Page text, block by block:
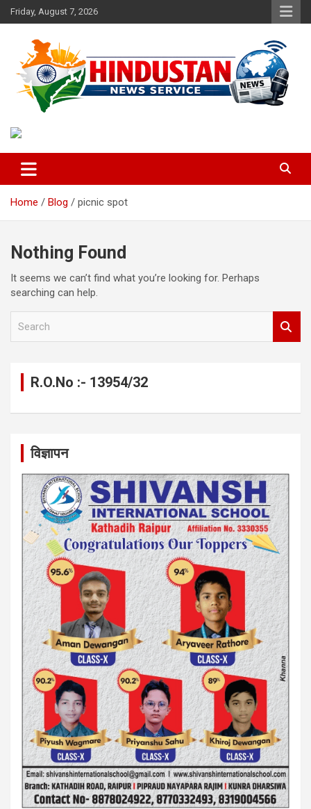
Skip
to
Friday, August 7, 2026
Hindustan News Service
Home Blog picnic spot
Nothing Found
It seems we can’t find what you’re looking for. Perhaps
searching can help.
R.O.No :- 13954/32
विज्ञापन